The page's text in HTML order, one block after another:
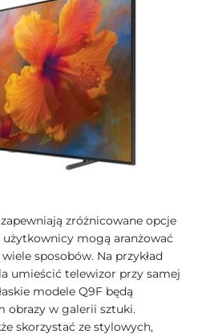
zróżnicowane opcje
mogą aranżować
sposobów. Na przykład
umieścić telewizor przy samej
modele Q9F będą
obrazy w galerii sztuki.
skorzystać ze stylowych,